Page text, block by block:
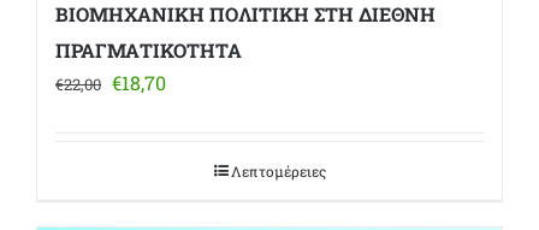
ΒΙΟΜΗΧΑΝΙΚΗ ΠΟΛΙΤΙΚΗ ΣΤΗ ΔΙΕΘΝΗ
ΠΡΑΓΜΑΤΙΚΟΤΗΤΑ
€22,00 Original
€18,70Η
Λεπτομέρειες